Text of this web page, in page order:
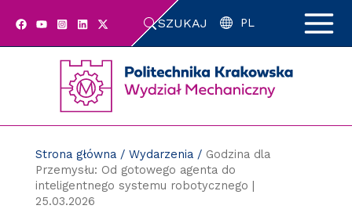
SZUKAJ PL
Strona główna/ Wydarzenia/ Godzina dla
Przemysłu: Od gotowego agenta do
inteligentnego systemu robotycznego |
25.03.2026